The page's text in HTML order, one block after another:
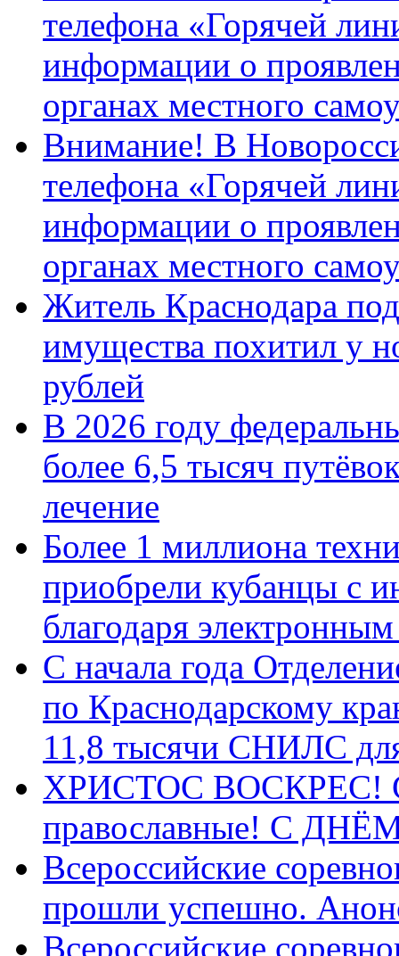
телефона «Горячей
информации о
органах местного
Внимание! В
телефона «Горячей
информации о
органах местного
Житель Краснодара
имущества похитил у
рублей
В 2026 году
более 6,5 тысяч
лечение
Более 1 миллиона
приобрели кубанцы с
благодаря
С начала года
по Краснодарскому
11,8 тысячи СНИЛС
ХРИСТОС ВОСКРЕС! С
православные! C
Всероссийские
прошли успешно.
Всероссийские